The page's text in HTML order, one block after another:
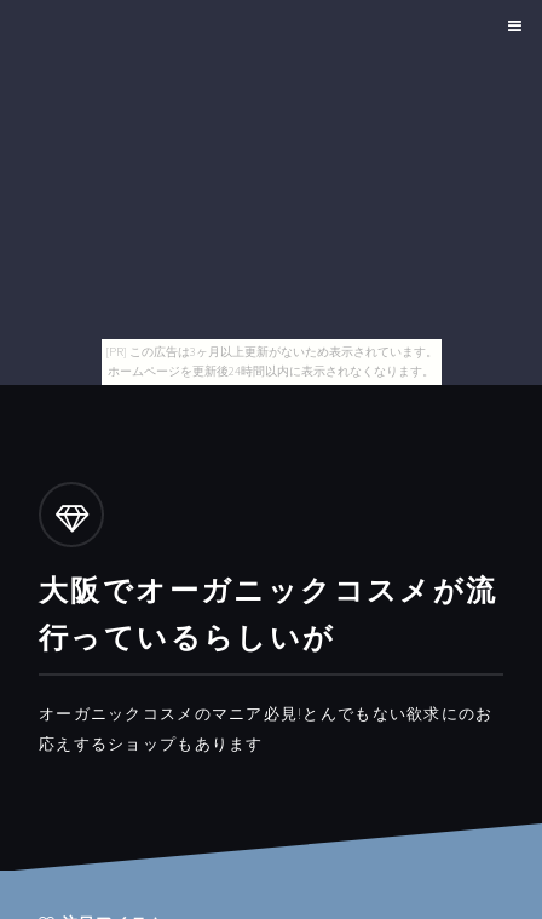
[PR] この広告は3ヶ月以上更新がないため表示されています。
ホームページを更新後24時間以内に表示されなくなります。
大阪でオーガニックコスメが流
行っているらしいが
オーガニックコスメのマニア必見!とんでもない欲求にのお
応えするショップもあります